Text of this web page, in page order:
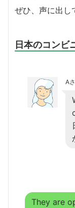
ぜひ、声に出し
日本のコンビ
A
They are